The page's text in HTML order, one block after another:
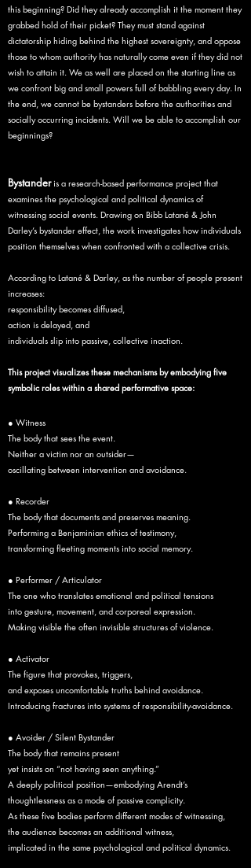
this beginning? Did they already accomplish it the moment they
grabbed hold of their picket? They must stand against
dictatorship hiding behind the highest sovereignty, and oppose
those to whom authority has naturally come even if they did not
wish to attain it. We as well are placed on the starting line as
we confront big and small powers full of babbling every day. In
the end, we cannot be bystanders before the authorities and
socially occurring incidents. Will we be able to accomplish our
beginnings?
Bystanderis a research-based performance project that
examines the psychological and political dynamics of
witnessing social events. Drawing on Bibb Latané & John
Darley’s bystander effect, the work investigates how individuals
position themselves when confronted with a collective crisis.
According to Latané & Darley, as the number of people present
increases:
responsibility becomes diffused,
action is delayed, and
individuals slip into passive, collective inaction.
This project visualizes these mechanisms by embodying five
symbolic roles within a shared performative space:
● Witness
The body that sees the event.
Neither a victim nor an outsider—
oscillating between intervention and avoidance.
● Recorder
The body that documents and preserves meaning.
Performing a Benjaminian ethics of testimony,
transforming fleeting moments into social memory.
● Performer / Articulator
The one who translates emotional and political tensions
into gesture, movement, and corporeal expression.
Making visible the often invisible structures of violence.
● Activator
The figure that provokes, triggers,
and exposes uncomfortable truths behind avoidance.
Introducing fractures into systems of responsibility-avoidance.
● Avoider / Silent Bystander
The body that remains present
yet insists on “not having seen anything.”
A deeply political position—embodying Arendt’s
thoughtlessness as a mode of passive complicity.
As these five bodies perform different modes of witnessing,
the audience becomes an additional witness,
implicated in the same psychological and political dynamics.